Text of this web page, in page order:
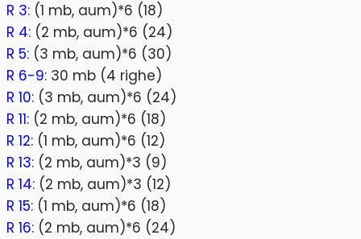
R 3: (1 mb, aum)*6 (18)
R 4: (2 mb, aum)*6 (24)
R 5: (3 mb, aum)*6 (30)
R 6-9: 30 mb (4 righe)
R 10: (3 mb, aum)*6 (24)
R 11: (2 mb, aum)*6 (18)
R 12: (1 mb, aum)*6 (12)
R 13: (2 mb, aum)*3 (9)
R 14: (2 mb, aum)*3 (12)
R 15: (1 mb, aum)*6 (18)
R 16: (2 mb, aum)*6 (24)